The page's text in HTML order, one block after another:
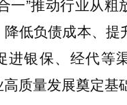
一”推动行业从粗
低负债成本、提
进银保、经代等
质量发展奠定基